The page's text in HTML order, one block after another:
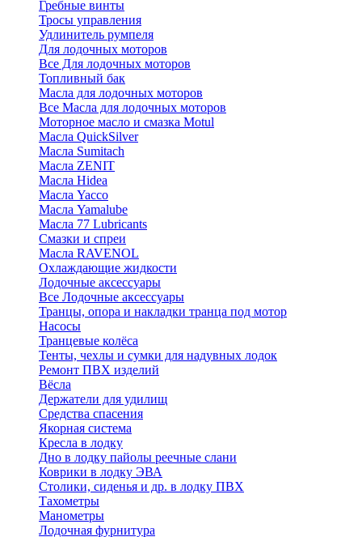
Гребные винты
Тросы управления
Удлинитель румпеля
Для лодочных моторов
Все Для лодочных моторов
Топливный бак
Масла для лодочных моторов
Все Масла для лодочных моторов
Моторное масло и смазка Motul
Масла QuickSilver
Масла Sumitach
Масла ZENIT
Масла Hidea
Масла Yacco
Масла Yamalube
Масла 77 Lubricants
Смазки и спреи
Масла RAVENOL
Охлаждающие жидкости
Лодочные аксессуары
Все Лодочные аксессуары
Транцы, опора и накладки транца под мотор
Насосы
Транцевые колёса
Тенты, чехлы и сумки для надувных лодок
Ремонт ПВХ изделий
Вёсла
Держатели для удилищ
Средства спасения
Якорная система
Кресла в лодку
Дно в лодку пайолы реечные слани
Коврики в лодку ЭВА
Столики, сиденья и др. в лодку ПВХ
Тахометры
Манометры
Лодочная фурнитура